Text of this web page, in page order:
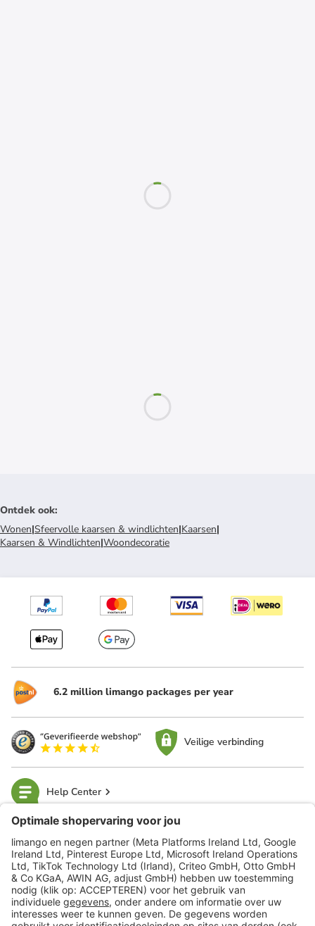
Ontdek ook:
Wonen|Sfeervolle kaarsen & windlichten|Kaarsen|
Kaarsen & Windlichten|Woondecoratie
6.2 million limango packages per year
Veilige verbinding
Help Center
limango
Veilig winkelen
Klantenservice